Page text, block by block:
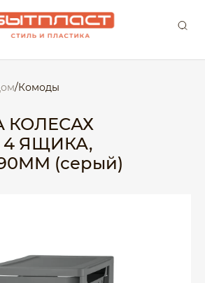
/Комоды
КОЛЕСАХ
4 ЯЩИКА,
(серый)